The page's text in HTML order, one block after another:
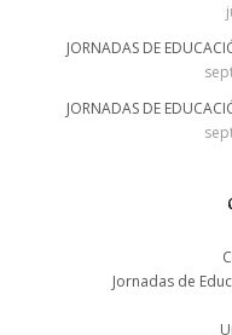
JORNADAS DE
JORNADAS DE
Jornadas de